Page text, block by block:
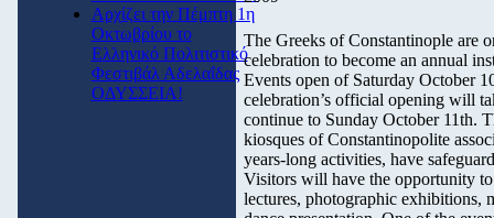
Αρχίζει την Πέμπτη 1η
Οκτωβρίου το
Ελληνικό Πολιτιστικό
Φεστιβάλ Αδελαΐδας
ΟΔΥΣΣΕΙΑ!
The Greeks of Constantinople are
celebration to become an annual
Events open of Saturday October
celebration’s official opening will
continue to Sunday October 11th.
kiosques of Constantinopolite
years-long activities, have
Visitors will have the opportunity
lectures, photographic exhibitions,